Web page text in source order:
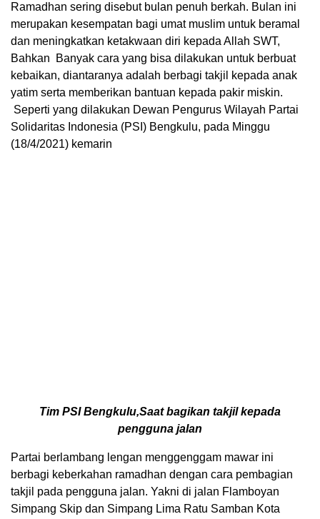
Ramadhan sering disebut bulan penuh berkah. Bulan ini
merupakan kesempatan bagi umat muslim untuk beramal
dan meningkatkan ketakwaan diri kepada Allah SWT,
Bahkan Banyak cara yang bisa dilakukan untuk berbuat
kebaikan, diantaranya adalah berbagi takjil kepada anak
yatim serta memberikan bantuan kepada pakir miskin.
Seperti yang dilakukan Dewan Pengurus Wilayah Partai
Solidaritas Indonesia (PSI) Bengkulu, pada Minggu
(18/4/2021) kemarin
Tim PSI Bengkulu,Saat bagikan takjil kepada
pengguna jalan
Partai berlambang lengan menggenggam mawar ini
berbagi keberkahan ramadhan dengan cara pembagian
takjil pada pengguna jalan. Yakni di jalan Flamboyan
Simpang Skip dan Simpang Lima Ratu Samban Kota